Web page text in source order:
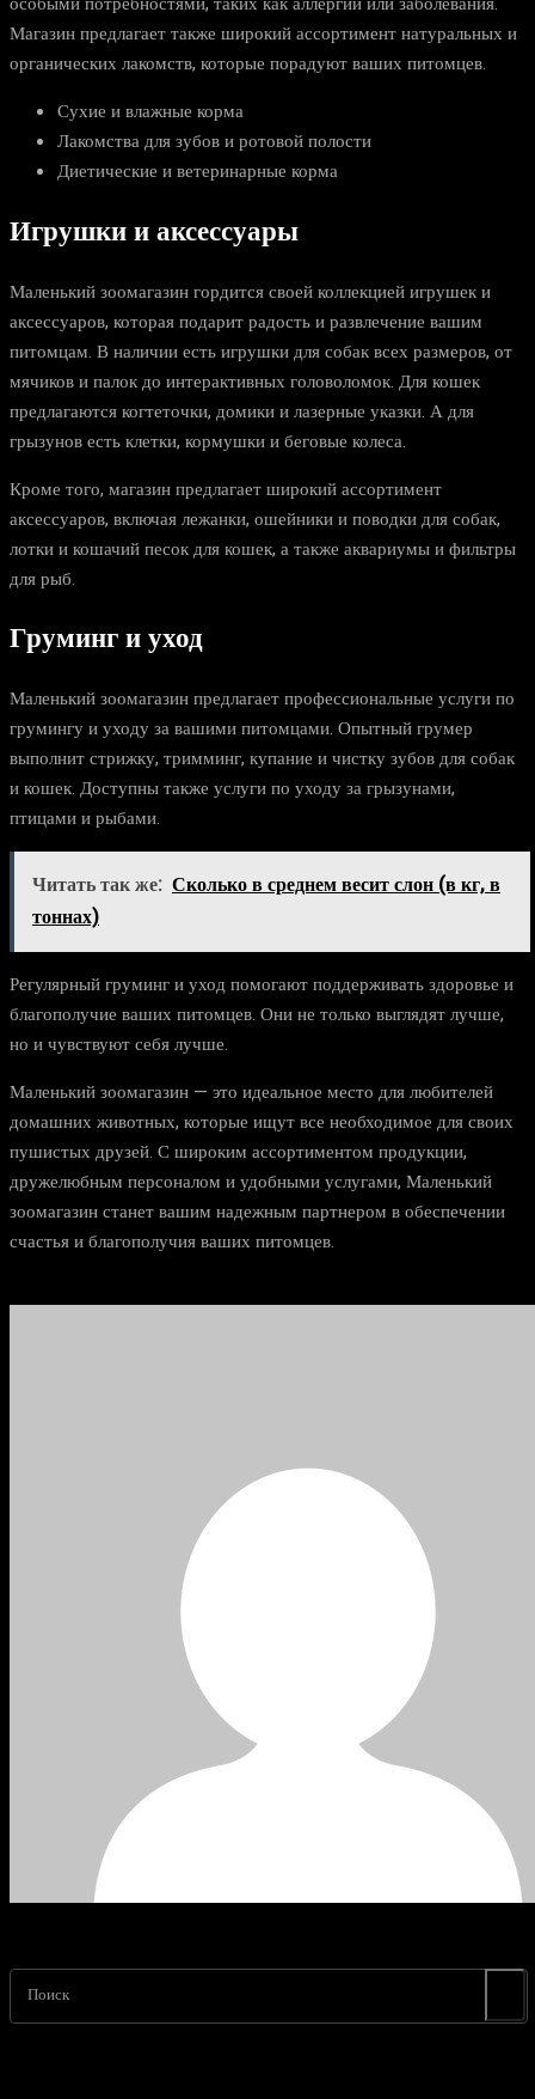
Магазин предлагает также широкий ассортимент натуральных и
органических лакомств, которые порадуют ваших питомцев.
Сухие и влажные корма
Лакомства для зубов и ротовой полости
Диетические и ветеринарные корма
Игрушки и аксессуары
Маленький зоомагазин гордится своей коллекцией игрушек и
аксессуаров, которая подарит радость и развлечение вашим
питомцам. В наличии есть игрушки для собак всех размеров, от
мячиков и палок до интерактивных головоломок. Для кошек
предлагаются когтеточки, домики и лазерные указки. А для
грызунов есть клетки, кормушки и беговые колеса.
Кроме того, магазин предлагает широкий ассортимент
аксессуаров, включая лежанки, ошейники и поводки для собак,
лотки и кошачий песок для кошек, а также аквариумы и фильтры
для рыб.
Груминг и уход
Маленький зоомагазин предлагает профессиональные услуги по
грумингу и уходу за вашими питомцами. Опытный грумер
выполнит стрижку, тримминг, купание и чистку зубов для собак
и кошек. Доступны также услуги по уходу за грызунами,
птицами и рыбами.
Читать так же: Сколько в среднем весит слон (в кг, в
тоннах)
Регулярный груминг и уход помогают поддерживать здоровье и
благополучие ваших питомцев. Они не только выглядят лучше,
но и чувствуют себя лучше.
Маленький зоомагазин — это идеальное место для любителей
домашних животных, которые ищут все необходимое для своих
пушистых друзей. С широким ассортиментом продукции,
дружелюбным персоналом и удобными услугами, Маленький
зоомагазин станет вашим надежным партнером в обеспечении
счастья и благополучия ваших питомцев.
Поиск